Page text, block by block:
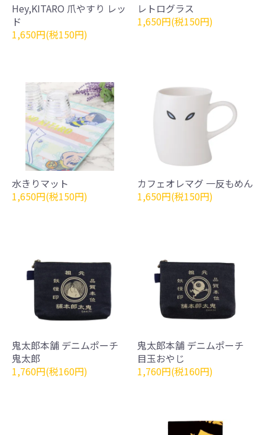
Hey,KITARO 爪やすり レッ
ド
1,650円(税150円)
レトログラス
1,650円(税150円)
水きりマット
1,650円(税150円)
カフェオレマグ 一反もめん
1,650円(税150円)
鬼太郎本舗 デニムポーチ
鬼太郎
1,760円(税160円)
鬼太郎本舗 デニムポーチ
目玉おやじ
1,760円(税160円)